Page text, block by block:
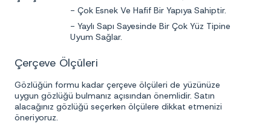
- Çok Esnek Ve Hafif Bir Yapıya Sahiptir.
- Yaylı Sapı Sayesinde Bir Çok Yüz Tipine
Uyum Sağlar.
Çerçeve Ölçüleri
Gözlüğün formu kadar çerçeve ölçüleri de yüzünüze
uygun gözlüğü bulmanız açısından önemlidir. Satın
alacağınız gözlüğü seçerken ölçülere dikkat etmenizi
öneriyoruz.